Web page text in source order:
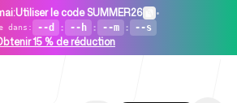
:Utiliser le code SUMMER26 •
dans : --d : --h : --m : --s
15 % de réduction